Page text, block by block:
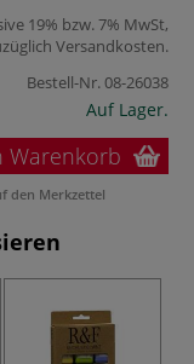
19% bzw. 7% MwSt,
Versandkosten.
Bestell-Nr.08-26038
Auf Lager.
Warenkorb
den Merkzettel